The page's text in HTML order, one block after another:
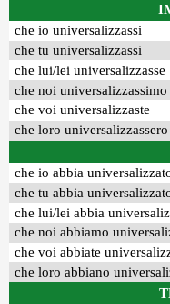
che io universalizzassi
che tu universalizzassi
che lui/lei universalizzasse
che noi universalizzassimo
che voi universalizzaste
che loro universalizzassero
che io abbia
che tu abbia
che lui/lei abbia
che noi abbiamo
che voi abbiate
che loro abbiano